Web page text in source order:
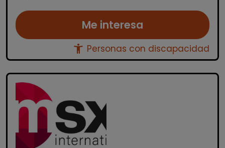
Me interesa
accessibility_new Personas con discapacidad